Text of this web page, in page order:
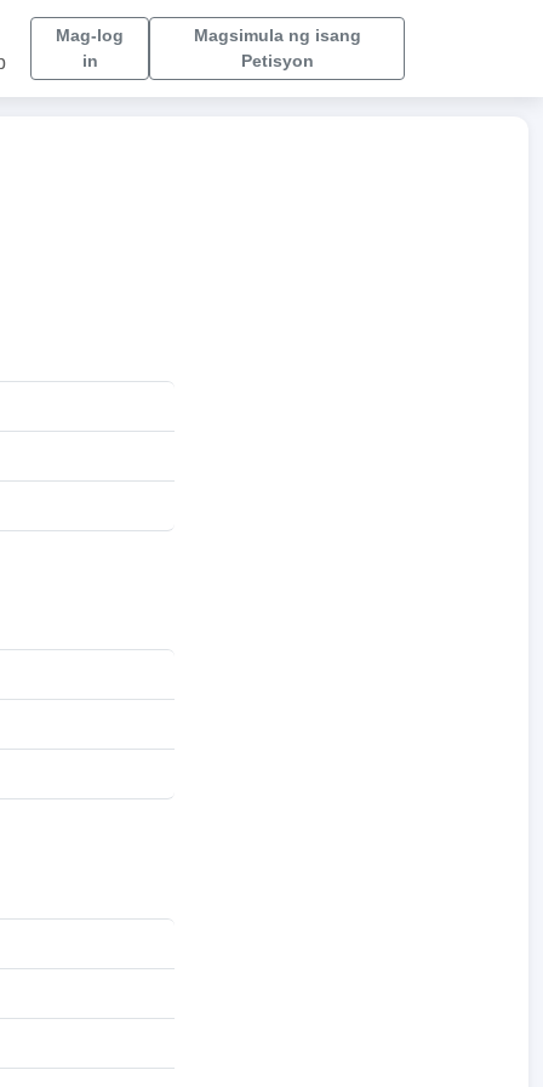
Mag-log
in
Magsimula ng isang
Petisyon